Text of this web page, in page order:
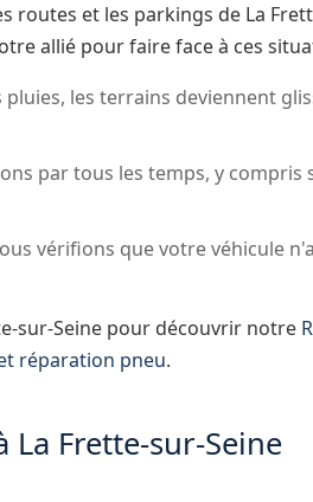
et les parkings de La
allié pour faire face à ces
les terrains deviennent
par tous les temps, y compris
vérifions que votre véhicule
sur-Seine pour découvrir notre
réparation pneu.
La Frette-sur-Seine